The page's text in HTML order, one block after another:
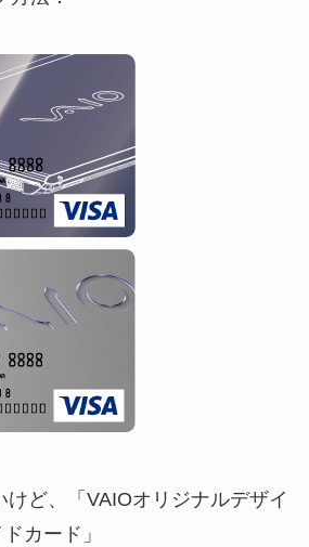
けど、「VAIOオリジナルデザイ
カード」